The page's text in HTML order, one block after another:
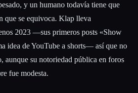
y un humano todavía tiene que
que se equivoca. Klap lleva
2023 —sus primeros posts «Show
idea de YouTube a shorts— así que no
aunque su notoriedad pública en foros
fue modesta.